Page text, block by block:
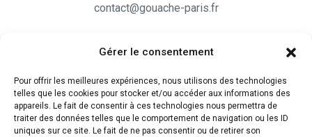
Gérer le consentement
Pour offrir les meilleures expériences, nous utilisons des technologies
telles que les cookies pour stocker et/ou accéder aux informations des
appareils. Le fait de consentir à ces technologies nous permettra de
traiter des données telles que le comportement de navigation ou les ID
uniques sur ce site. Le fait de ne pas consentir ou de retirer son
contact@gouache-paris.fr
Ouvertdu lundi au Vendredi
de 9H30 à 19H
et le Samedi de 10H à 19H